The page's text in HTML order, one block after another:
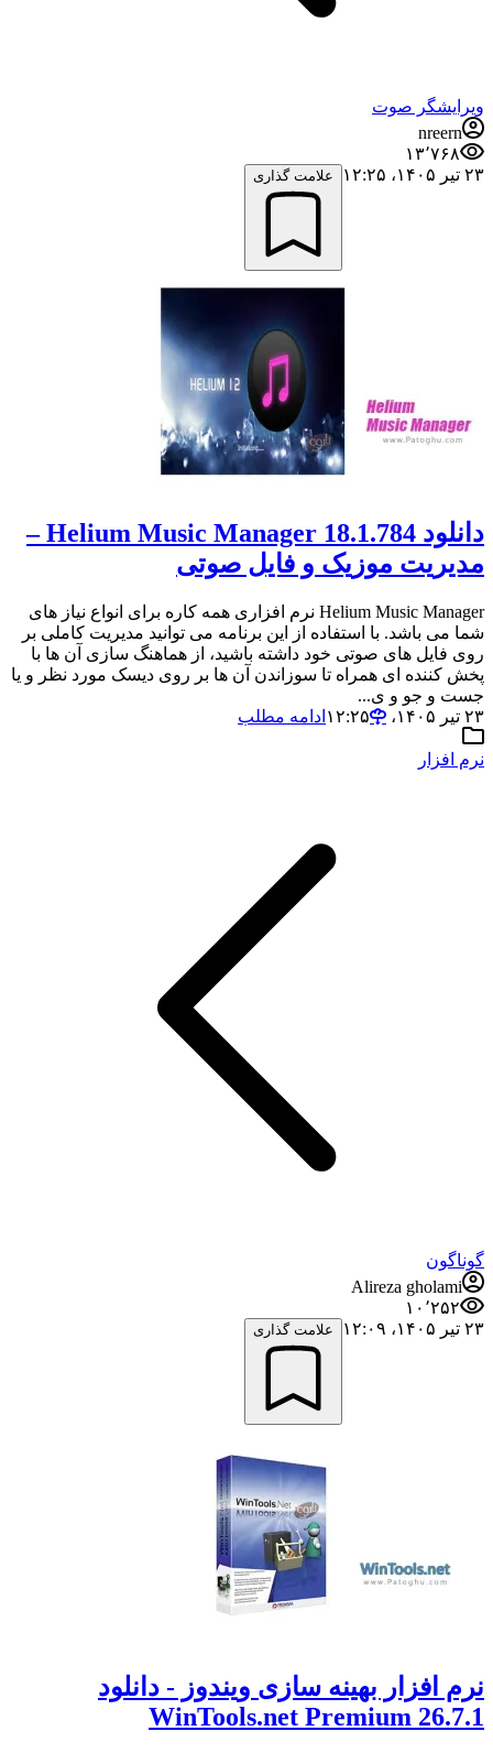
ویرایشگر صوت
nreern
۱۳٬۷۶۸
۲۳ تیر ۱۴۰۵،‏ ۱۲:۲۵
علامت گذاری
دانلود Helium Music Manager 18.1.784 –
مدیریت موزیک و فایل صوتی
Helium Music Manager نرم افزاری همه کاره برای انواع نیاز های
شما می باشد. با استفاده از این برنامه می توانید مدیریت کاملی بر
روی فایل های صوتی خود داشته باشید، از هماهنگ سازی آن ها با
پخش کننده ای همراه تا سوزاندن آن ها بر روی دیسک مورد نظر و یا
جست و جو و ی...
۲۳ تیر ۱۴۰۵،‏ ۱۲:۲۵
ادامه مطلب
نرم افزار
گوناگون
Alireza gholami
۱۰٬۲۵۲
۲۳ تیر ۱۴۰۵،‏ ۱۲:۰۹
علامت گذاری
نرم افزار بهینه سازی ویندوز - دانلود
WinTools.net Premium 26.7.1